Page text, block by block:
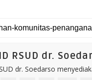
RSUD dr.
dr. Soedarso